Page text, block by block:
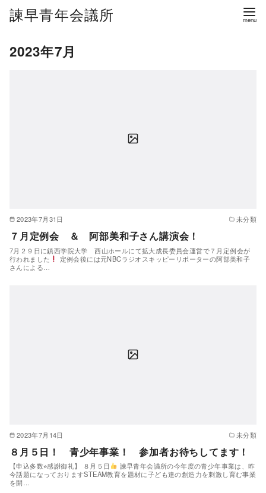
諫早青年会議所
2023年7月
2023年7月31日 未分類
７月定例会 ＆ 阿部美和子さん講演会！
7月２９日に鎮西学院大学 西山ホールにて拡大成長委員会運営で７月定例会が
行われました
定例会後には元NBCラジオスキッピーリポーターの阿部美和子
さんによる…
2023年7月14日 未分類
８月５日！ 青少年事業！ 参加者お待ちしてます！
【申込多数⭐︎感謝御礼】 ８月５日
諫早青年会議所の今年度の青少年事業は、昨
今話題になっておりますSTEAM教育を題材に子ども達の創造力を刺激し育む事業
を開…